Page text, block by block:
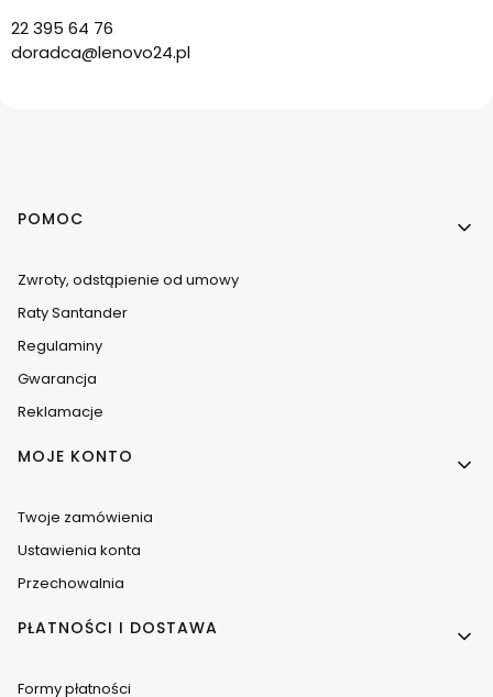
22 395 64 76
doradca@lenovo24.pl
Linki w stopce
POMOC
Zwroty, odstąpienie od umowy
Raty Santander
Regulaminy
Gwarancja
Reklamacje
MOJE KONTO
Twoje zamówienia
Ustawienia konta
Przechowalnia
PŁATNOŚCI I DOSTAWA
Formy płatności